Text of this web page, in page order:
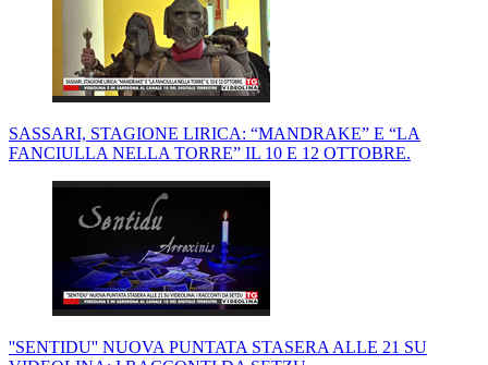
SASSARI, STAGIONE LIRICA: “MANDRAKE” E “LA
FANCIULLA NELLA TORRE” IL 10 E 12 OTTOBRE.
''SENTIDU'' NUOVA PUNTATA STASERA ALLE 21 SU